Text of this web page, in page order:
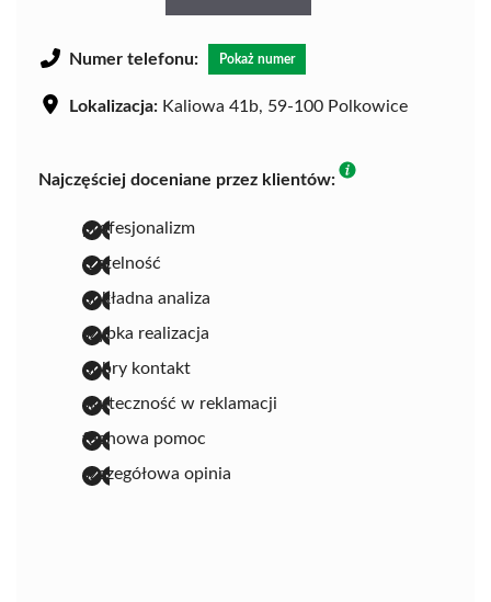
Numer telefonu: Pokaż numer
Lokalizacja: Kaliowa 41b, 59-100 Polkowice
Najczęściej doceniane przez klientów:
profesjonalizm
rzetelność
dokładna analiza
szybka realizacja
dobry kontakt
skuteczność w reklamacji
fachowa pomoc
szczegółowa opinia